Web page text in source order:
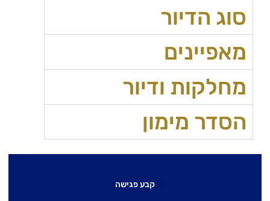
סוג הדיור
מאפיינים
מחלקות ודיור
הסדר מימון
קבע פגישה